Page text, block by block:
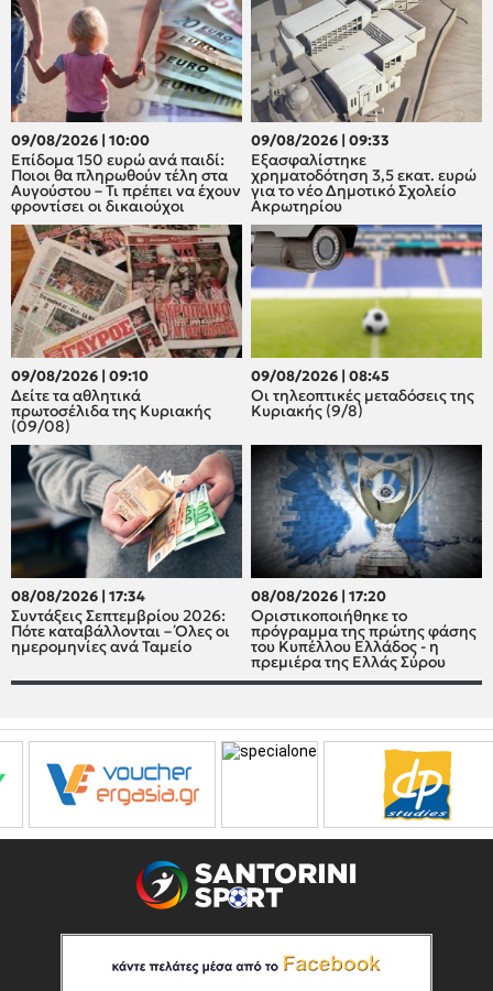
09/08/2026 | 10:00
Επίδομα 150 ευρώ ανά παιδί:
Ποιοι θα πληρωθούν τέλη στα
Αυγούστου – Τι πρέπει να έχουν
φροντίσει οι δικαιούχοι
09/08/2026 | 09:33
Εξασφαλίστηκε
χρηματοδότηση 3,5 εκατ. ευρώ
για το νέο Δημοτικό Σχολείο
Ακρωτηρίου
09/08/2026 | 09:10
Δείτε τα αθλητικά
πρωτοσέλιδα της Κυριακής
(09/08)
09/08/2026 | 08:45
Οι τηλεοπτικές μεταδόσεις της
Κυριακής (9/8)
08/08/2026 | 17:34
Συντάξεις Σεπτεμβρίου 2026:
Πότε καταβάλλονται – Όλες οι
ημερομηνίες ανά Ταμείο
08/08/2026 | 17:20
Οριστικοποιήθηκε το
πρόγραμμα της πρώτης φάσης
του Κυπέλλου Ελλάδος - η
πρεμιέρα της Ελλάς Σύρου